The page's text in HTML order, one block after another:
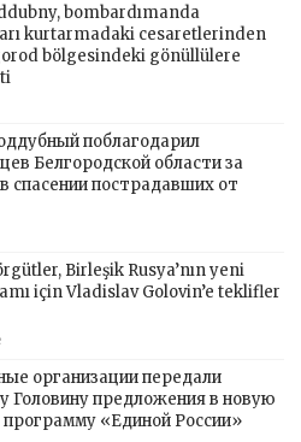
bombardımanda
kurtarmadaki cesaretlerinden
bölgesindeki gönüllülere
поблагодарил
Белгородской области за
спасении пострадавших от
Birleşik Rusya’nın yeni
için Vladislav Golovin’e teklifler
организации передали
Головину предложения в новую
«Единой России»